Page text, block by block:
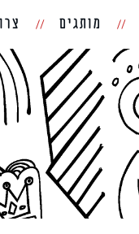
מותגים